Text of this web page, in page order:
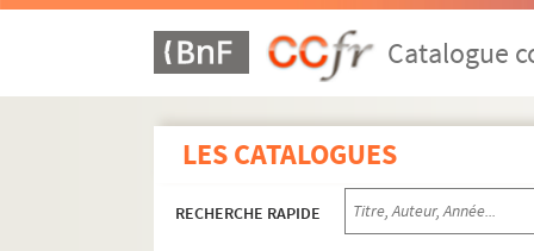
Catalogue
LES CATALOGUES
RECHERCHE RAPIDE